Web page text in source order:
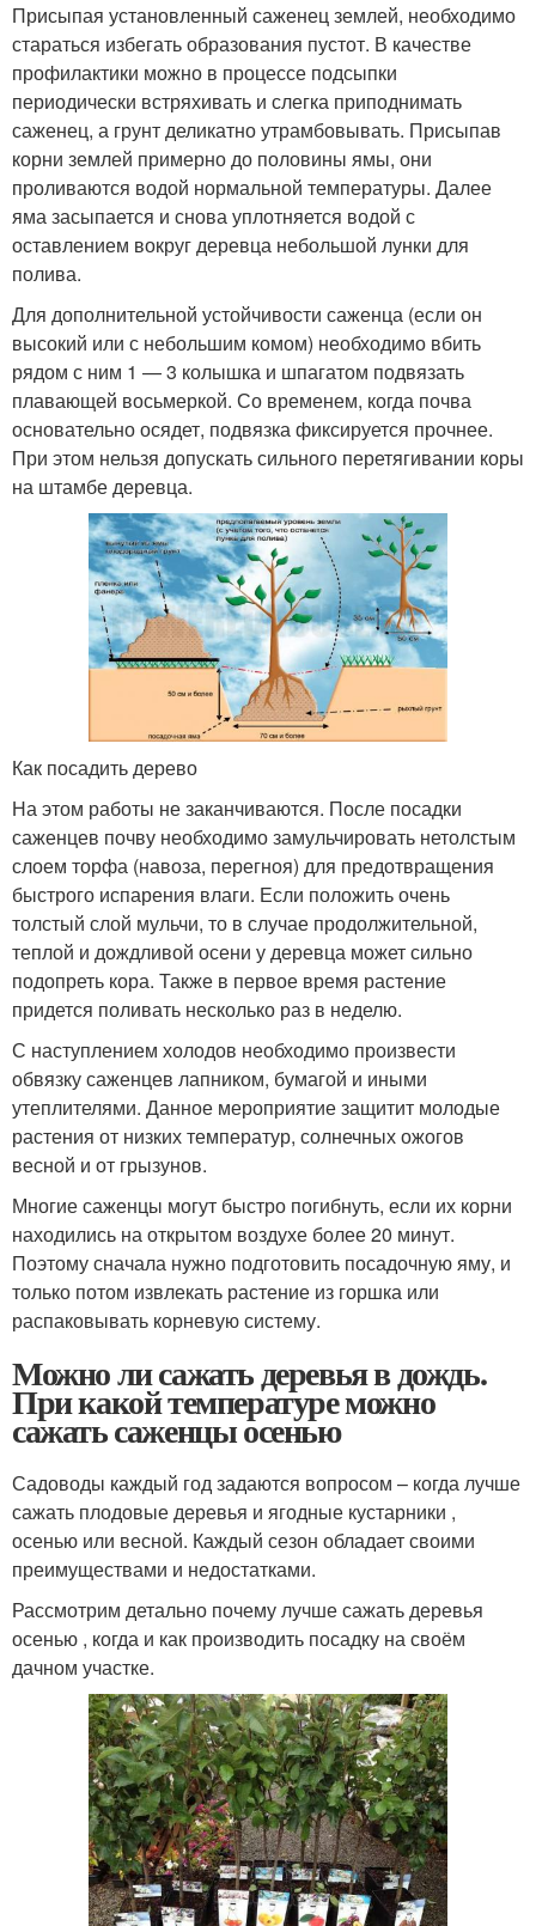
Присыпая установленный саженец землей, необходимо
стараться избегать образования пустот. В качестве
профилактики можно в процессе подсыпки
периодически встряхивать и слегка приподнимать
саженец, а грунт деликатно утрамбовывать. Присыпав
корни землей примерно до половины ямы, они
проливаются водой нормальной температуры. Далее
яма засыпается и снова уплотняется водой с
оставлением вокруг деревца небольшой лунки для
полива.
Для дополнительной устойчивости саженца (если он
высокий или с небольшим комом) необходимо вбить
рядом с ним 1 — 3 колышка и шпагатом подвязать
плавающей восьмеркой. Со временем, когда почва
основательно осядет, подвязка фиксируется прочнее.
При этом нельзя допускать сильного перетягивании коры
на штамбе деревца.
Как посадить дерево
На этом работы не заканчиваются. После посадки
саженцев почву необходимо замульчировать нетолстым
слоем торфа (навоза, перегноя) для предотвращения
быстрого испарения влаги. Если положить очень
толстый слой мульчи, то в случае продолжительной,
теплой и дождливой осени у деревца может сильно
подопреть кора. Также в первое время растение
придется поливать несколько раз в неделю.
С наступлением холодов необходимо произвести
обвязку саженцев лапником, бумагой и иными
утеплителями. Данное мероприятие защитит молодые
растения от низких температур, солнечных ожогов
весной и от грызунов.
Многие саженцы могут быстро погибнуть, если их корни
находились на открытом воздухе более 20 минут.
Поэтому сначала нужно подготовить посадочную яму, и
только потом извлекать растение из горшка или
распаковывать корневую систему.
Можно ли сажать деревья в дождь.
При какой температуре можно
сажать саженцы осенью
Садоводы каждый год задаются вопросом – когда лучше
сажать плодовые деревья и ягодные кустарники ,
осенью или весной. Каждый сезон обладает своими
преимуществами и недостатками.
Рассмотрим детально почему лучше сажать деревья
осенью , когда и как производить посадку на своём
дачном участке.